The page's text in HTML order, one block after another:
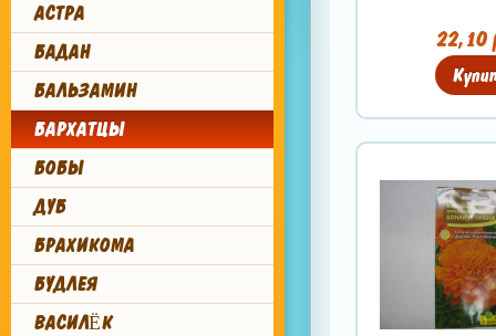
АСТРА
БАДАН
БАЛЬЗАМИН
БАРХАТЦЫ
БОБЫ
ДУБ
БРАХИКОМА
БУДЛЕЯ
ВАСИЛЁК
22,10